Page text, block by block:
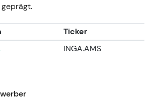
2021
der ungarischen
an die Erste Bank
und Risikoabbau).
für die strategische Klarheit.
Ticker
INGA.AMS